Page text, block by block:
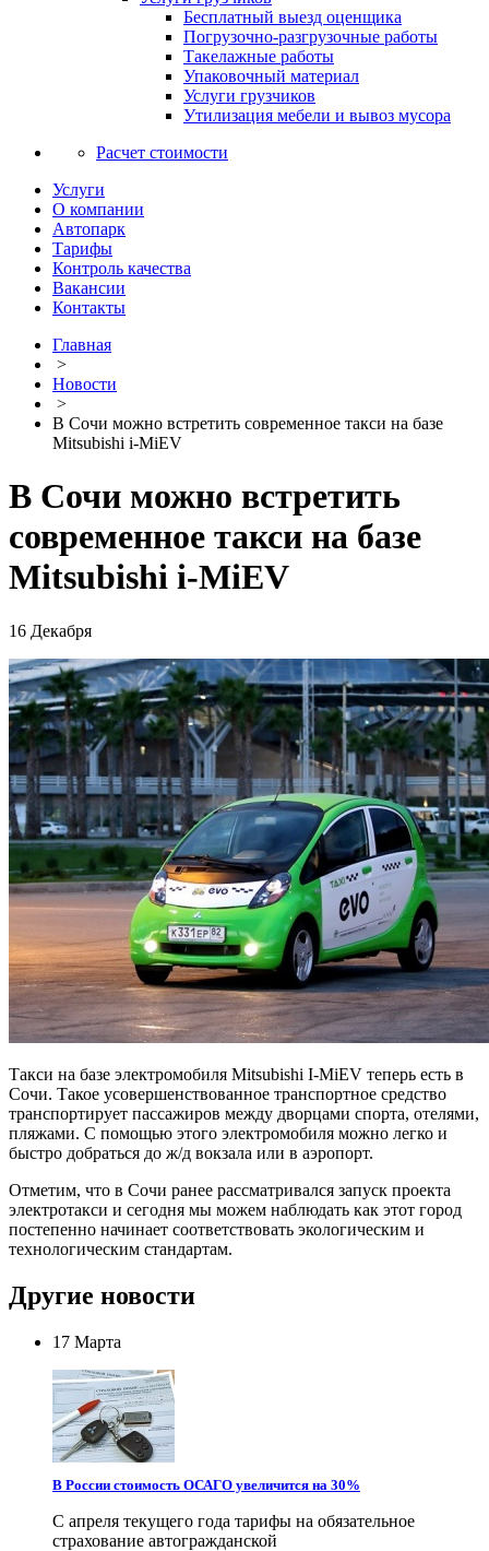
Бесплатный выезд оценщика
Погрузочно-разгрузочные работы
Такелажные работы
Упаковочный материал
Услуги грузчиков
Утилизация мебели и вывоз мусора
Расчет стоимости
Услуги
О компании
Автопарк
Тарифы
Контроль качества
Вакансии
Контакты
Главная
>
Новости
>
В Сочи можно встретить современное такси на базе
Mitsubishi i-MiEV
В Сочи можно встретить
современное такси на базе
Mitsubishi i-MiEV
16 Декабря
Такси на базе электромобиля Mitsubishi I-MiEV теперь есть в
Сочи. Такое усовершенствованное транспортное средство
транспортирует пассажиров между дворцами спорта, отелями,
пляжами. С помощью этого электромобиля можно легко и
быстро добраться до ж/д вокзала или в аэропорт.
Отметим, что в Сочи ранее рассматривался запуск проекта
электротакси и сегодня мы можем наблюдать как этот город
постепенно начинает соответствовать экологическим и
технологическим стандартам.
Другие новости
17 Марта
В России стоимость ОСАГО увеличится на 30%
С апреля текущего года тарифы на обязательное
страхование автогражданской